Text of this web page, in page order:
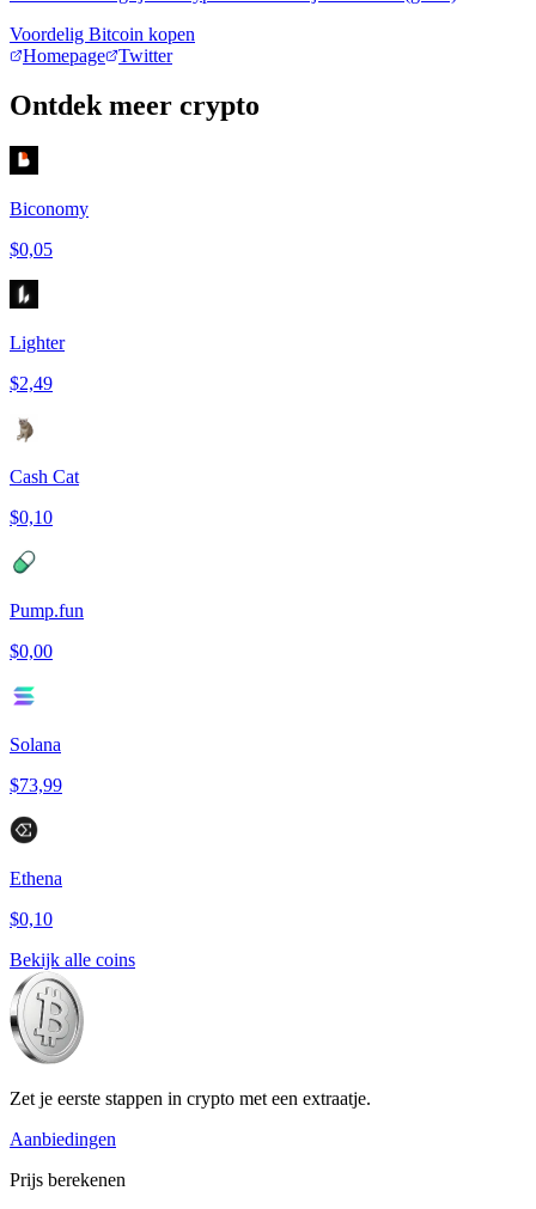
Voordelig Bitcoin kopen
Homepage
Twitter
Ontdek meer crypto
Biconomy
$0,05
Lighter
$2,49
Cash Cat
$0,10
Pump.fun
$0,00
Solana
$73,99
Ethena
$0,10
Bekijk alle coins
Zet je eerste stappen in crypto met een extraatje.
Aanbiedingen
Prijs berekenen